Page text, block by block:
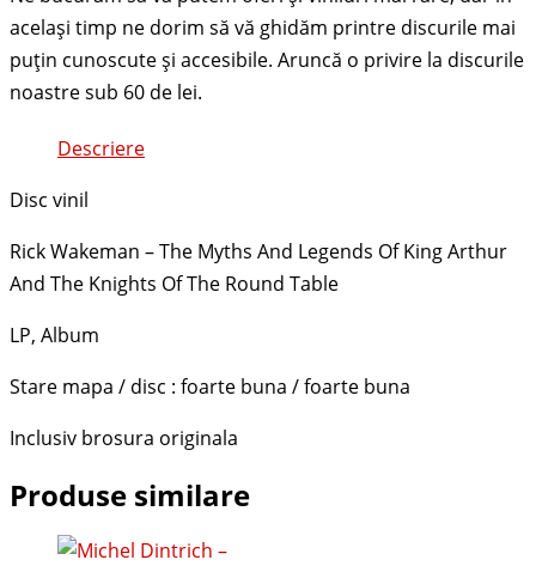
Descriere
Disc vinil
Rick Wakeman – The Myths And Legends Of King Arthur
And The Knights Of The Round Table
LP, Album
Stare mapa / disc : foarte buna / foarte buna
Inclusiv brosura originala
Produse similare